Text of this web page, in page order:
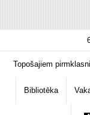
contentTopošajiem
Bibliotēka